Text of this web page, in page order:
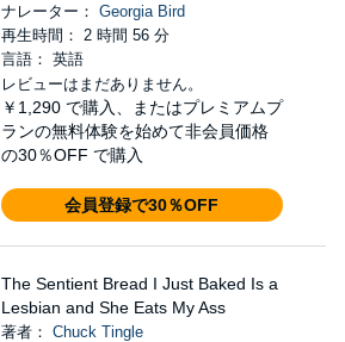
ナレーター： Georgia Bird
再生時間： 2 時間 56 分
言語： 英語
レビューはまだありません。
￥1,290 で購入、またはプレミアムプ
ランの無料体験を始めて非会員価格
の30％OFF で購入
会員登録で30％OFF
The Sentient Bread I Just Baked Is a
Lesbian and She Eats My Ass
著者： Chuck Tingle